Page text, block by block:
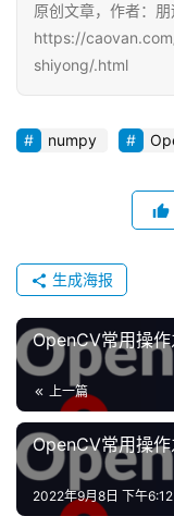
原创文章，作者：朋
https://
shiyong/.html
numpy
生成海报
OpenCV常用操
上一篇
OpenCV常用操
2022年9月8日 下午6:12